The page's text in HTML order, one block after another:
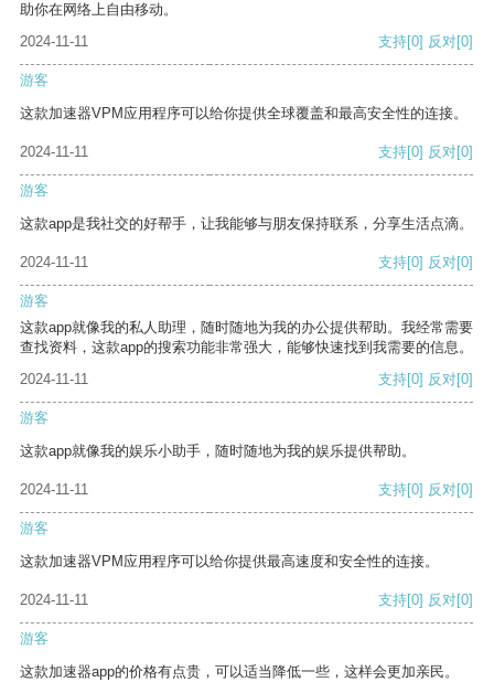
助你在网络上自由移动。
2024-11-11
支持[0] 反对[0]
游客
这款加速器VPM应用程序可以给你提供全球覆盖和最高安全性的连接。
2024-11-11 支持[0] 反对[0]
游客
这款app是我社交的好帮手，让我能够与朋友保持联系，分享生活点滴。
2024-11-11 支持[0] 反对[0]
游客
这款app就像我的私人助理，随时随地为我的办公提供帮助。我经常需要
查找资料，这款app的搜索功能非常强大，能够快速找到我需要的信息。
2024-11-11
支持[0] 反对[0]
游客
这款app就像我的娱乐小助手，随时随地为我的娱乐提供帮助。
2024-11-11 支持[0] 反对[0]
游客
这款加速器VPM应用程序可以给你提供最高速度和安全性的连接。
2024-11-11 支持[0] 反对[0]
游客
这款加速器app的价格有点贵，可以适当降低一些，这样会更加亲民。